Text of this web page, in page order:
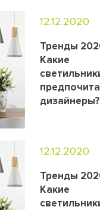
12.12.2020
Тренды
Какие
дизайнеры?
12.12.2020
Тренды
Какие